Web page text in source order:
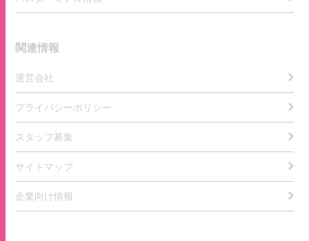
関連情報
運営会社
プライバシーポリシー
スタッフ募集
サイトマップ
企業向け情報